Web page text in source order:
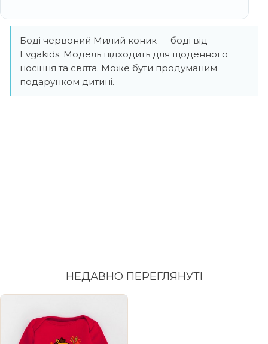
Боді червоний Милий коник — боді від
Evgakids. Модель підходить для щоденного
носіння та свята. Може бути продуманим
подарунком дитині.
НЕДАВНО ПЕРЕГЛЯНУТI